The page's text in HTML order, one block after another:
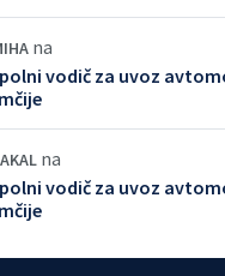
na
vodič za uvoz
na
vodič za uvoz